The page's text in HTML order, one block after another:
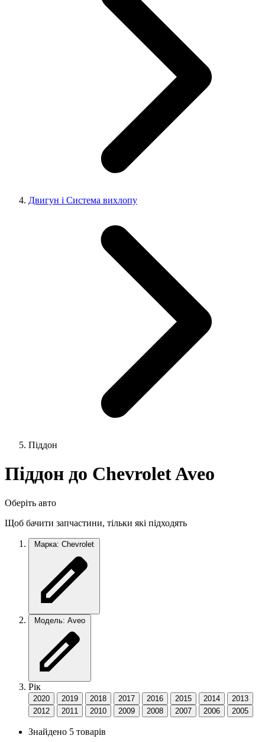
Двигун і Система вихлопу
Піддон
Піддон до Chevrolet Aveo
Оберіть авто
Щоб бачити запчастини, тільки які підходять
Марка: Chevrolet
Модель: Aveo
Рік
2020 2019 2018 2017 2016 2015 2014
2013
2012
2011 2010 2009 2008 2007 2006 2005
Знайдено 5 товарів